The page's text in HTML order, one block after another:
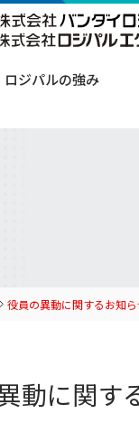
ロジパルの強み
役員の異動に関するお知
動に関す